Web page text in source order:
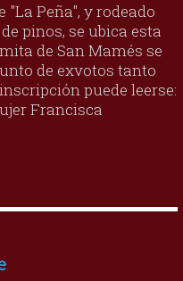
Peña", y rodeado
pinos, se ubica esta
de San Mamés se
de exvotos tanto
puede leerse:
Francisca